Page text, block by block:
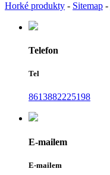
Horké produkty - Sitemap -
Telefon
Tel
8613882225198
E-mailem
E-mailem